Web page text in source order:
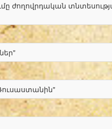
ժողովրդական